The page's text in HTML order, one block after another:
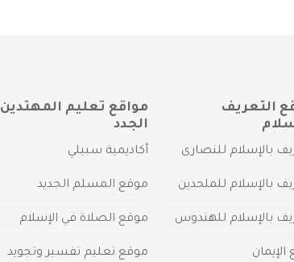
التعريف
بالإسلام للنصارى
بالإسلام للملحدين
بالإسلام للهندوس
مواقع تعليم المهتدين
الجدد
أكاديمية سبيلي
موقع المسلم الجديد
موقع الصلاة في الإسلام
موقع تعليم تفسير وتجويد